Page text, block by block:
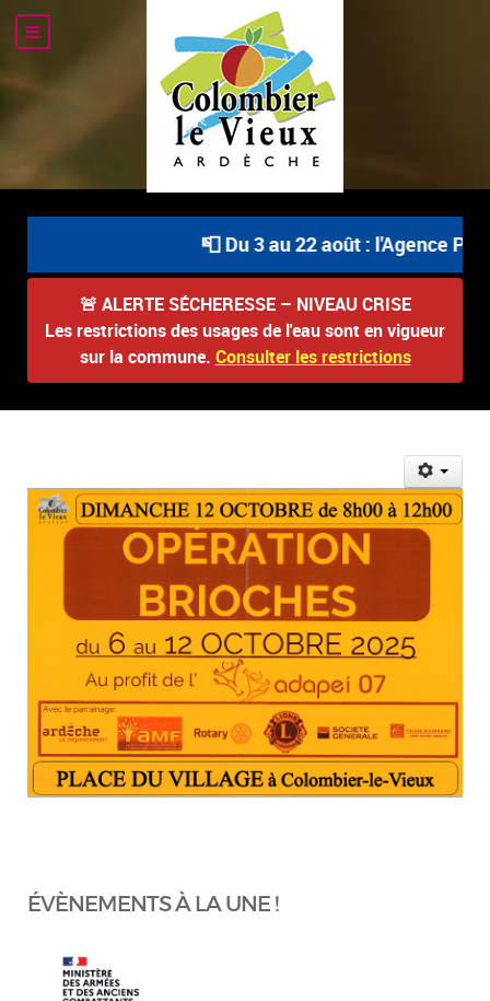
📮 Du 3 au 22 août : l'Agence
🚨 ALERTE SÉCHERESSE – NIVEAU CRISE
Les restrictions des usages de l'eau sont en vigueur
sur la commune. Consulter les restrictions
ÉVÈNEMENTS À LA UNE !